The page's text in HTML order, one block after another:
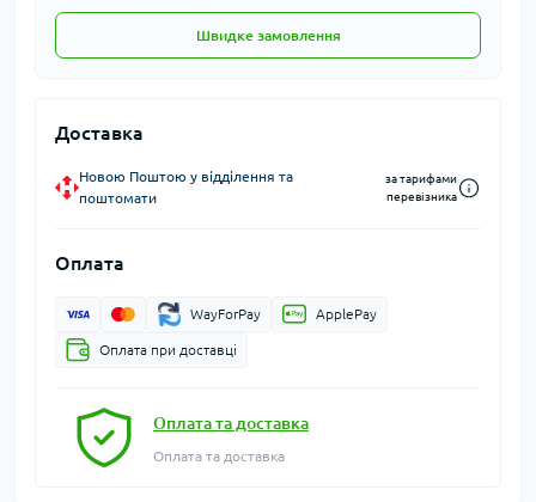
Швидке замовлення
Доставка
Новою Поштою у відділення та
поштомати
за тарифами
перевізника
Оплата
WayForPay ApplePay
Оплата при доставці
Оплата та доставка
Оплата та доставка